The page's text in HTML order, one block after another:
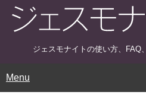
ジェスモナイトの使い方、FAQ
Menu